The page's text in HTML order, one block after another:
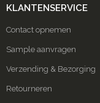
KLANTENSERVICE
Contact opnemen
Sample aanvragen
Verzending & Bezorging
Retourneren